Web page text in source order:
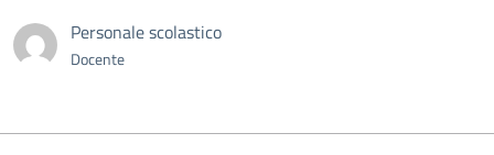
Personale scolastico
Docente